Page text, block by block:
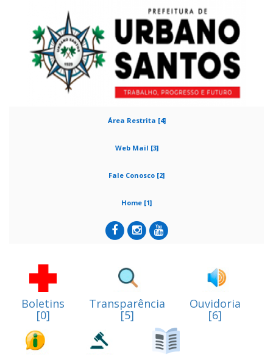
Área Restrita [4]
Web Mail [3]
Fale Conosco [2]
Home [1]
Boletins
[0]
Transparência
[5]
Ouvidoria
[6]